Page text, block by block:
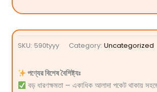
SKU: 590tyyy Category: Uncategorized
পণ্যের বিশেষ বৈশিষ্ট্যঃ
বড় ধারণক্ষমতা – একাধিক আলাদা পকেট থাকায়